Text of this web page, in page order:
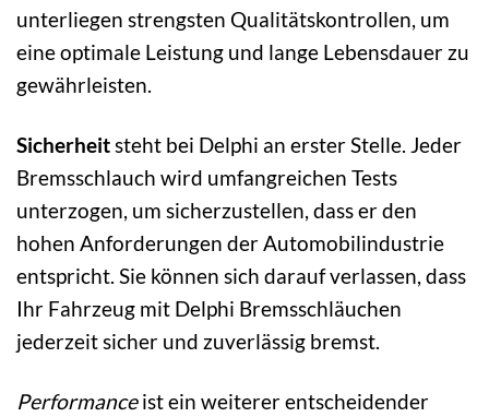
unterliegen strengsten Qualitätskontrollen, um
eine optimale Leistung und lange Lebensdauer zu
gewährleisten.
Sicherheitsteht bei Delphi an erster Stelle. Jeder
Bremsschlauch wird umfangreichen Tests
unterzogen, um sicherzustellen, dass er den
hohen Anforderungen der Automobilindustrie
entspricht. Sie können sich darauf verlassen, dass
Ihr Fahrzeug mit Delphi Bremsschläuchen
jederzeit sicher und zuverlässig bremst.
Performanceist ein weiterer entscheidender